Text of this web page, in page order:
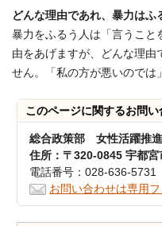
どんな理由であれ、暴力はふ
暴力をふるう人は「言うこと
由をあげますが、どんな理由
せん。「私の方が悪いのでは
このページに関するお問い
総合政策部 女性活躍推
住所：〒320-0845 宇都
電話番号：028-636-
お問い合わせは専用